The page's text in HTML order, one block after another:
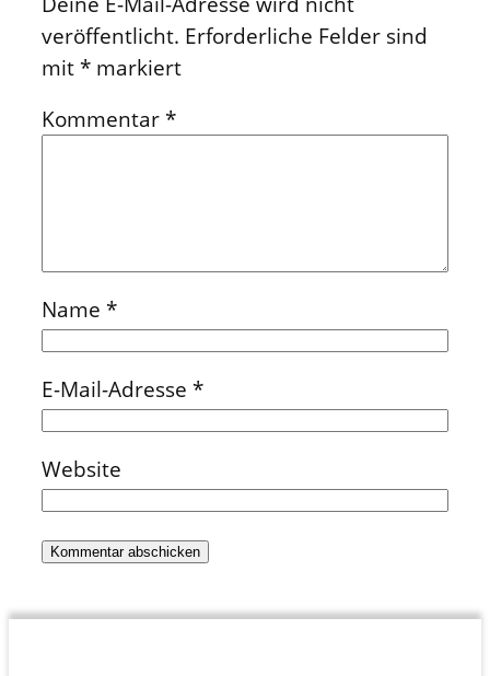
veröffentlicht. Erforderliche Felder sind
mit * markiert
Kommentar *
Name *
E-Mail-Adresse *
Website